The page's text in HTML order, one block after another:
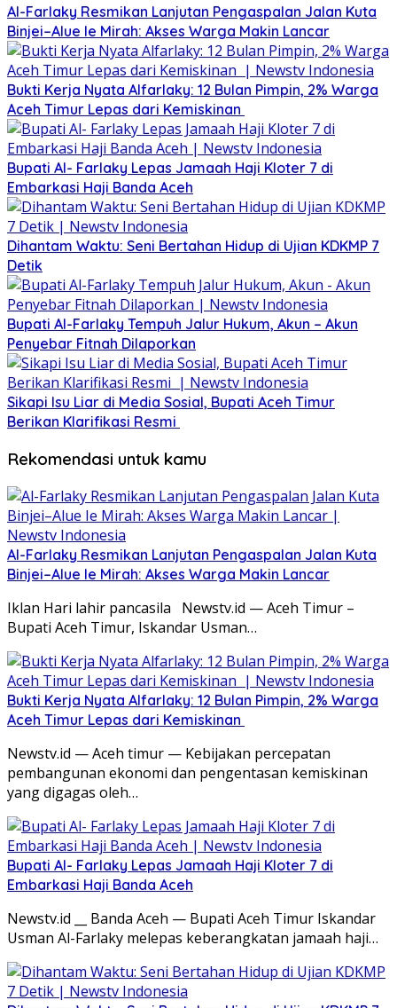
Al-Farlaky Resmikan Lanjutan Pengaspalan Jalan Kuta
Binjei–Alue Ie Mirah: Akses Warga Makin Lancar
Bukti Kerja Nyata Alfarlaky: 12 Bulan Pimpin, 2% Warga
Aceh Timur Lepas dari Kemiskinan ‎
Bupati Al- Farlaky Lepas Jamaah Haji Kloter 7 di
Embarkasi Haji Banda Aceh
Dihantam Waktu: Seni Bertahan Hidup di Ujian KDKMP 7
Detik
Bupati Al-Farlaky Tempuh Jalur Hukum, Akun – Akun
Penyebar Fitnah Dilaporkan
Sikapi Isu Liar di Media Sosial, Bupati Aceh Timur
Berikan Klarifikasi Resmi ‎
Rekomendasi untuk kamu
Al-Farlaky Resmikan Lanjutan Pengaspalan Jalan Kuta
Binjei–Alue Ie Mirah: Akses Warga Makin Lancar
Iklan Hari lahir pancasila Newstv.id — Aceh Timur –
Bupati Aceh Timur, Iskandar Usman…
Bukti Kerja Nyata Alfarlaky: 12 Bulan Pimpin, 2% Warga
Aceh Timur Lepas dari Kemiskinan ‎
Newstv.id — Aceh timur — Kebijakan percepatan
pembangunan ekonomi dan pengentasan kemiskinan
yang digagas oleh…
Bupati Al- Farlaky Lepas Jamaah Haji Kloter 7 di
Embarkasi Haji Banda Aceh
Newstv.id __ Banda Aceh — Bupati Aceh Timur Iskandar
Usman Al-Farlaky melepas keberangkatan jamaah haji…